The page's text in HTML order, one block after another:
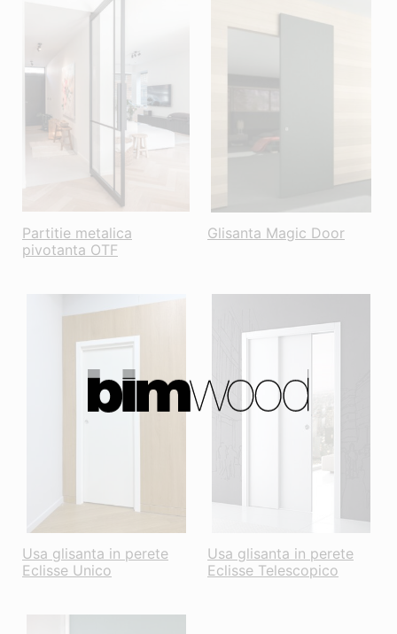
Partitie metalica
pivotanta OTF
Glisanta Magic Door
Usa glisanta in perete
Eclisse Unico
Usa glisanta in perete
Eclisse Telescopico